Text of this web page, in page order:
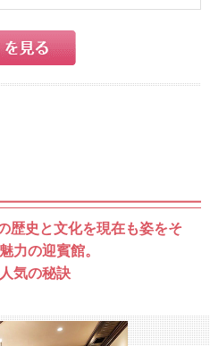
歴史と文化を現在も姿をそ
力の迎賓館。
気の秘訣